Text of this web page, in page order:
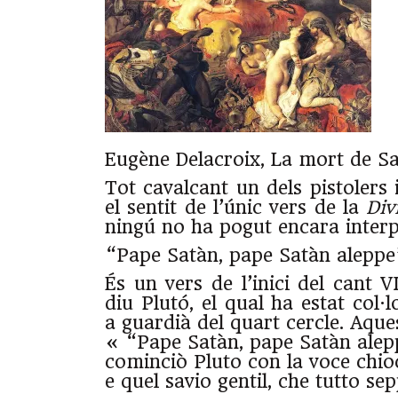
Eugène Delacroix, La mort de
Tot cavalcant un dels
el sentit de l’únic vers de la
ningú no ha pogut encara
“Pape Satàn, pape Satàn
És un vers de l’inici del cant
diu Plutó, el qual ha estat
a guardià del quart cercle.
« “Pape Satàn, pape Satàn
cominciò Pluto con la voce
e quel savio gentil, che tutto